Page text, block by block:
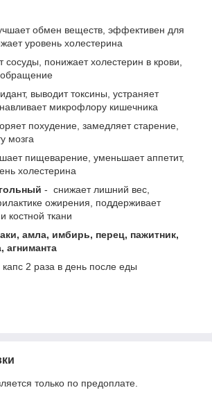
обмен веществ, эффективен для
уровень холестерина
сосуды, понижает холестерин в крови,
выводит токсины, устраняет
микрофлору кишечника
похудение, замедляет старение,
мозга
пищеварение, уменьшает аппетит,
холестерина
- снижает лишний вес,
ожирения, поддерживает
костной ткани
амла, имбирь, перец, пажитник,
агниманта
капс 2 раза в день после еды
только по предоплате.